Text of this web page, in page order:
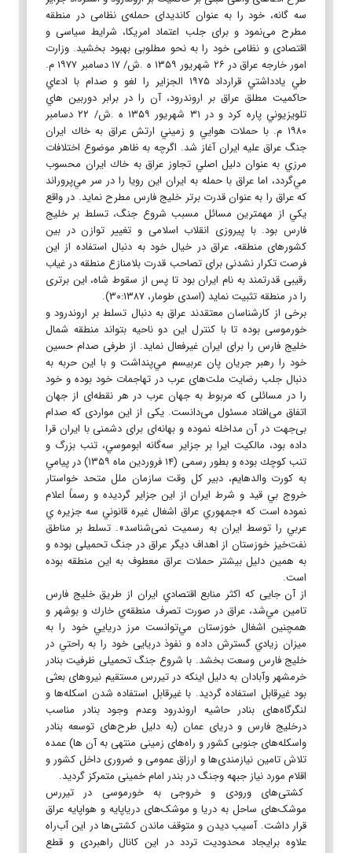
سه گانه، خود را به عنوان کاندیدای حمله‌ی نظامی در منطقه
مطرح می‌نمود و برای جلب اعتماد امریکا، شرایط سیاسی و
اقتصادی و نظامی خود را به نحو مطلوبی بهبود بخشید. وزارت
امور خارجه عراق در ۲۶ شهريور ۱۳۵۹ ه .ش/ ۱۷ دسامبر ۱۹۷۷ م.
طي يادداشتي قرارداد ۱۹۷۵ الجزاير را لغو و صدام با ادعاي
حاكميت مطلق عراق بر اروندرود، آن را در برابر دوربين هاي
تلويزيوني پاره كرد و در ۳۱ شهريور ۱۳۵۹ ه .ش/ ۲۲ دسامبر
۱۹۸۰ م. با حملات هوايي و زميني ارتش عراق به خاك ايران
جنگ عراق عليه ايران آغاز شد. اگرچه به ظاهر موضوع اختلافات
مرزي به عنوان دليل اصلي تجاوز عراق به خاك ايران محسوب
مي‌گردد، اما عراق با حمله به ايران اين رويا را در سر مي‌پروراند
كه عراق را به عنوان قدرت برتر خليج فارس مطرح نمايد. در واقع
يكي از مهمترین مسائل مسبب شروع جنگ، تسلط بر خليج
فارس بود. با پیروزی انقلاب اسلامی و تغییر توازن در بین
کشورهای منطقه، عراق در خیال خود به دنبال استفاده از این
فرصت تکرار نشدنی برای تصاحب قدرت بلامنازع منطقه در غیاب
رقیبی قدرتمند به نام ایران بود تا پس از سقوط شاه، این برتری
را در منطقه تثبیت نماید (اسدی طومار، ۳۰:۱۳۸۷).
برخی از کارشناسان معتقدند عراق به دنبال تسلط بر اروندرود و
خورموسی بوده تا با کنترل این دو ناحیه بتواند منطقه شمال
خلیج فارس را برای ایران غیرفعال نماید. از طرفی صدام حسين
خود را رهبر جریان پان عربيسم مي‌پنداشت و با این حربه به
دنبال جلب رضایت ملت‌های عرب در تهاجمات خود بوده و خود
را در مسائلی که مربوط به جهان عرب در هر نقطه‌ای از جهان
اتفاق می‌افتاد مسئول می‌دانست. یکی از این مواردی که صدام
بی‌جهت در آن مداخله نموده و بهانه‌ای برای دشمنی با ایران قرا
داده بود، مالكيت ایرا بر جزاير سه‌گانه ابوموسي، تنب بزرگ و
تنب كوچك بوده و بطور رسمی (۱۴ فروردين ماه ۱۳۵۹) در پيامي
به كورت والدهايم، دبير كل وقت سازمان ملل متحد خواستار
خروج بي قيد و شرط ايران از اين جزاير گردیده و رسماً اعلام
نموده است که «جمهوري عراق اشغال غيره قانوني سه جزيره ي
عربي را توسط ايران به رسمیت نمی‌شناسد». تسلط بر مناطق
نفت‌خيز خوزستان از اهداف دیگر عراق در جنگ تحمیلی بوده و
به همین دلیل بیشتر حملات عراق معطوف به این منطقه بوده
است.
از آن جایی که اکثر منابع اقتصادي ايران از طريق خليج فارس
تامين مي‌شد، عراق در صورت تصرف منطقه‌ي خارك و بوشهر و
همچنین اشغال خوزستان مي‌توانست مرز دريايي خود را به
ميزان زيادي گسترش داده و نفوذ دریایی خود را به راحتي در
خليج فارس وسعت بخشد. با شروع جنگ تحمیلی ظرفیت بنادر
خرمشهر وآبادان به دلیل اینکه در تیررس مستقیم نیروهای بعثی
بود غیرقابل استفاده گردید. با غیرقابل استفاده شدن اسکله‌ها و
لنگرگاه‌های بنادر حاشیه اروندرود وعدم وجود بنادر مناسب
درخلیج فارس و دریای عمان (به دلیل طرح‌های توسعه بنادر
واسکله‌های جنوبی کشور و راه‌های زمینی منتهی به آن ها) عمده
تلاش تامین نیازمندی‌ها و ارزاق عمومی و ضروری داخل کشور و
اقلام مورد نیاز جبهه وجنگ در بندر امام خمینی متمرکز گردید.
کشتی‌های ورودی و خروجی به خورموسی در تیررس
موشک‌های ساحل به دریا و موشک‌های دریاپایه و هواپایه عراق
قرار داشت. آسیب دیدن و متوقف ماندن کشتی‌ها در این آب‌راه
علاوه برایجاد محدودیت تردد در این کانال راهبردی و قطع